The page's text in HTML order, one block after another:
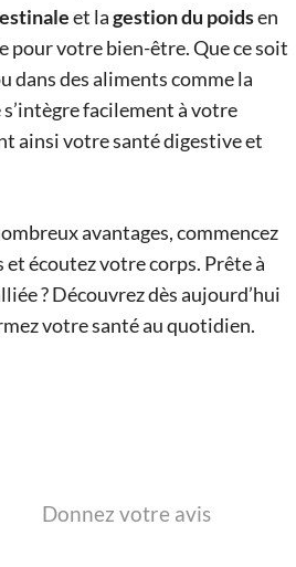
et lagestion du poidsen
pour votre bien-être. Que ce soit
dans des aliments comme la
s’intègre facilement à votre
ainsi votre santé digestive et
avantages, commencez
écoutez votre corps. Prête à
? Découvrez dès aujourd’hui
votre santé au quotidien.
Donnez votre avis